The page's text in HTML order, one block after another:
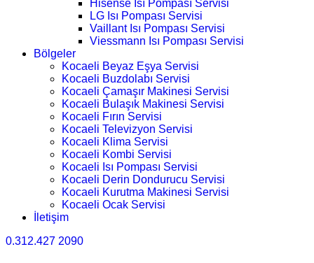
Hisense Isı Pompası Servisi
LG Isı Pompası Servisi
Vaillant Isı Pompası Servisi
Viessmann Isı Pompası Servisi
Bölgeler
Kocaeli Beyaz Eşya Servisi
Kocaeli Buzdolabı Servisi
Kocaeli Çamaşır Makinesi Servisi
Kocaeli Bulaşık Makinesi Servisi
Kocaeli Fırın Servisi
Kocaeli Televizyon Servisi
Kocaeli Klima Servisi
Kocaeli Kombi Servisi
Kocaeli Isı Pompası Servisi
Kocaeli Derin Dondurucu Servisi
Kocaeli Kurutma Makinesi Servisi
Kocaeli Ocak Servisi
İletişim
0.312.427 2090